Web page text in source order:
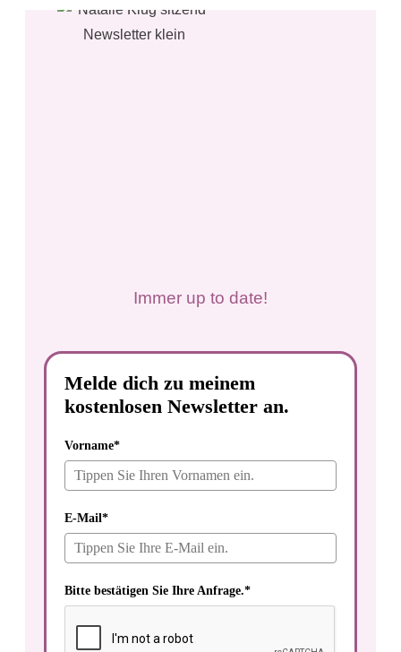
Immer up to date!
Melde dich zu meinem
kostenlosen Newsletter an.
Vorname*
E-Mail*
Bitte bestätigen Sie Ihre Anfrage.*